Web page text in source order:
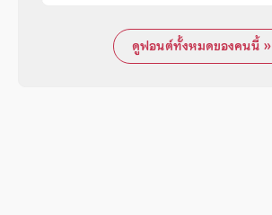
ดูฟอนต์ทั้งหมดของคนนี้ »